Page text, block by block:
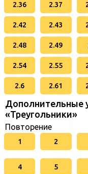
2.36 2.37
2.42 2.43
2.48 2.49
2.54 2.55
2.6 2.61
Дополнительные
«Треугольники»
Повторение
1 2
4 5